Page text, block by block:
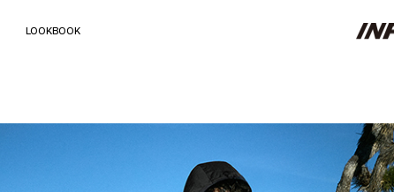
LOOKBOOK